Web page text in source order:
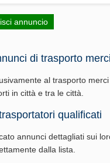
annuncio
di trasporto
al trasporto
in città e tra le città.
qualificati
annunci dettagliati sui
dalla lista.